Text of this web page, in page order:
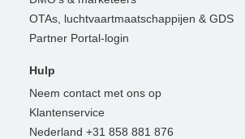
OTAs, luchtvaartmaatschappijen & GDS
Partner Portal-login
Hulp
Neem contact met ons op
Klantenservice
Nederland +31 858 881 876